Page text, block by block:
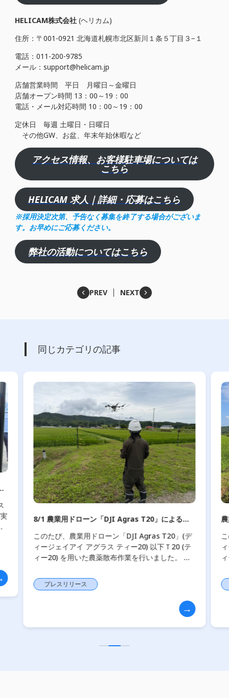
HELICAM株式会社(ヘリカム)
住所：〒001-0921 北海道札幌市北区新川１条５丁目３−１
電話：011-200-9785
メール：support@helicam.jp
店舗営業時間 平日 月曜日～金曜日
店舗オープン時間 13：00～19：00
電話・メール対応時間 10：00～19：00
定休日 毎週 土曜日・日曜日
その他GW、お盆、年末年始休暇など
アクセス情報、お客様駐車場については
こちら
HELICAM 求人｜詳細・応募はこちら
※採用決定次第、予告なく募集を終了する場合がございま
す。お早めにご応募ください。
弊社の活動についてはこちら
PREV NEXT
同じカテゴリの記事
よる農
、ドロ
農業用ドローン「DJI Agras T20」による農薬散
このたび、農業用ドローン「DJI Agras T20」(デ
ィージェイアイ アグラス ティー20) 以下Ｔ20 (テ
ィー20) を使用し、農薬散布作業を実施いたしま
て、ドローン […]
プレスリリース